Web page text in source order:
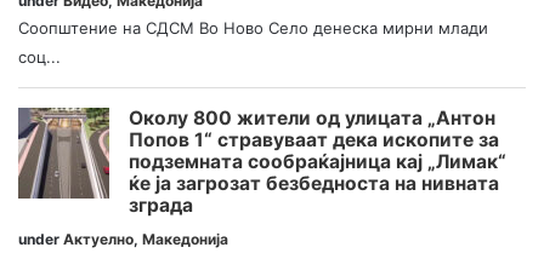
Соопштение на СДСМ Во Ново Село денеска мирни млади
соц...
Околу 800 жители од улицата „Антон
Попов 1“ стравуваат дека ископите за
подземната сообраќајница кај „Лимак“
ќе ја загрозат безбедноста на нивната
зграда
under Актуелно, Македонија